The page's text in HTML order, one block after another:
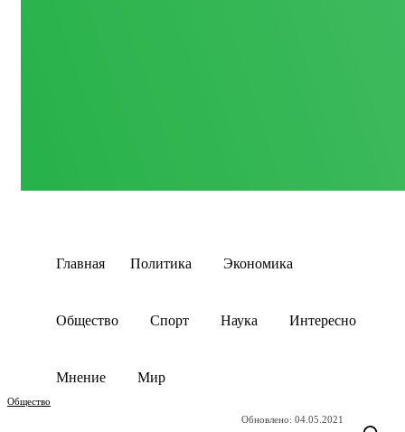
Главная Политика Экономика
Общество Спорт Наука Интересно
Мнение Мир
Общество
Обновлено: 04.05.2021